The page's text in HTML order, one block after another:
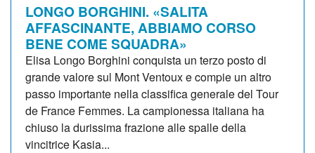
LONGO BORGHINI. «SALITA
AFFASCINANTE, ABBIAMO CORSO
BENE COME SQUADRA»
Elisa Longo Borghini conquista un terzo posto di
grande valore sul Mont Ventoux e compie un altro
passo importante nella classifica generale del Tour
de France Femmes. La campionessa italiana ha
chiuso la durissima frazione alle spalle della
vincitrice Kasia...